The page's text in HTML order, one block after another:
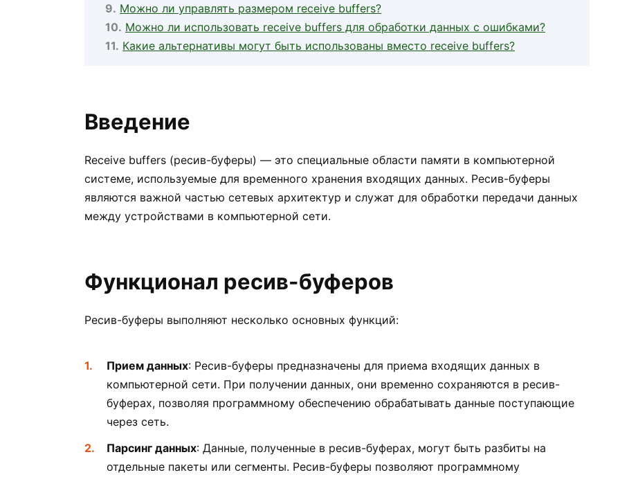
Можно ли управлять размером receive buffers?
Можно ли использовать receive buffers для обработки данных с ошибками?
Какие альтернативы могут быть использованы вместо receive buffers?
Введение
Receive buffers (ресив-буферы) — это специальные области памяти в компьютерной
системе, используемые для временного хранения входящих данных. Ресив-буферы
являются важной частью сетевых архитектур и служат для обработки передачи данных
между устройствами в компьютерной сети.
Функционал ресив-буферов
Ресив-буферы выполняют несколько основных функций:
Прием данных: Ресив-буферы предназначены для приема входящих данных в
компьютерной сети. При получении данных, они временно сохраняются в ресив-
буферах, позволяя программному обеспечению обрабатывать данные поступающие
через сеть.
Парсинг данных: Данные, полученные в ресив-буферах, могут быть разбиты на
отдельные пакеты или сегменты. Ресив-буферы позволяют программному